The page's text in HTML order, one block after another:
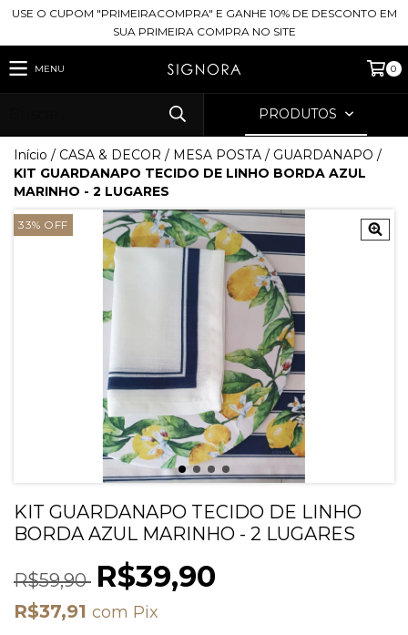
USE O CUPOM "PRIMEIRACOMPRA" E GANHE 10% DE DESCONTO EM
SUA PRIMEIRA COMPRA NO SITE
MENU 0
PRODUTOS
Início / CASA & DECOR / MESA POSTA / GUARDANAPO /
KIT GUARDANAPO TECIDO DE LINHO BORDA AZUL
MARINHO - 2 LUGARES
33% OFF
KIT GUARDANAPO TECIDO DE LINHO
BORDA AZUL MARINHO - 2 LUGARES
R$59,90 R$39,90
R$37,91 com Pix